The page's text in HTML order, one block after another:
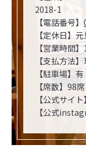
2018-1
【電話番号】
【定休日】
【営業時間
【支払方法
【駐車場】有
【席数】98席
【公式サイト】
【公式